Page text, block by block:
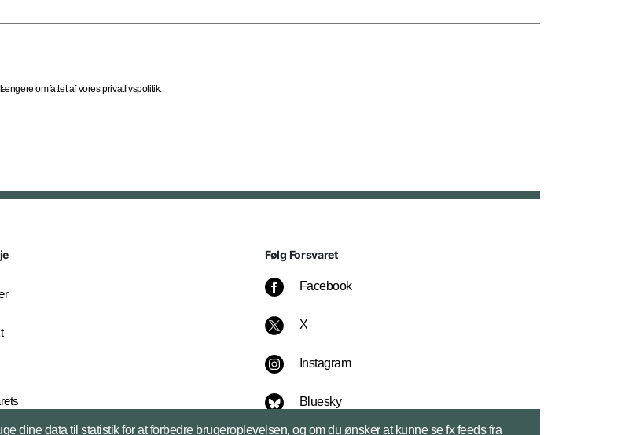
omfattet af vores privatlivspolitik.
Følg Forsvaret
Facebook
X
Instagram
Bluesky
dine data til statistik for at forbedre brugeroplevelsen, og om du ønsker at kunne se fx feeds fra